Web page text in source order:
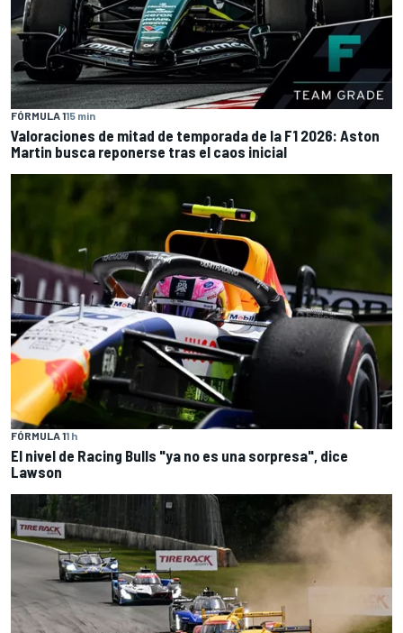
FÓRMULA 115 min
Valoraciones de mitad de temporada de la F1 2026: Aston
Martin busca reponerse tras el caos inicial
FÓRMULA 11 h
El nivel de Racing Bulls "ya no es una sorpresa", dice
Lawson